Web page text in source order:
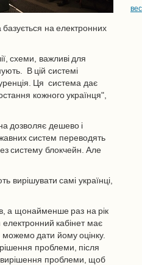
на електронних
схеми, важливі для
В цій системі
Ця система дає
кожного українця",
дозволяє дешево і
систем переводять
систему блокчейн. Але
вирішувати самі українці,
а щонайменше раз на рік
кабінет має
дати йому оцінку.
проблеми, після
проблеми, щоб